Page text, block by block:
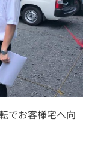
でお客様宅へ向